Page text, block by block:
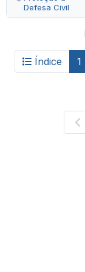
Defesa Civil
Índice 1